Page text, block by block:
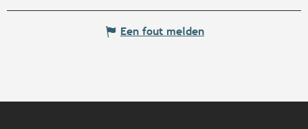
Een fout melden